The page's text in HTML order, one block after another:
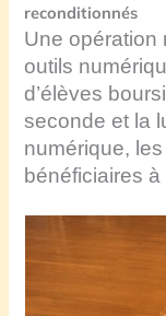
reconditionnés
Une opération
outils
d’élèves
seconde et la
numérique,
bénéficiaires à